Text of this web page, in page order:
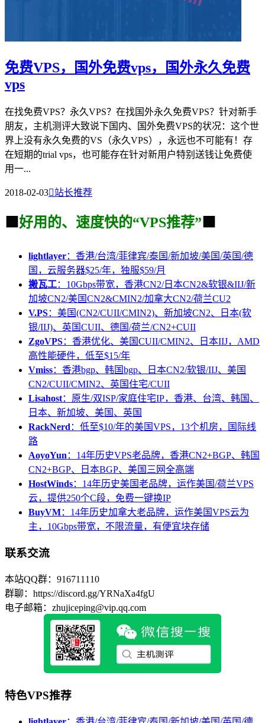
免费VPS，国外免费vps，国外永久免费
vps
在找免费VPS？永久VPS？在找国外永久免费VPS？针对新手
朋友，主机测评大致说下国内、国外免费VPS的状况：这个世
界上没有永久免费的VS（永久VPS），永远也不可能有！存
在短期的trial vps，也可能存在针对新用户特别送钱让免费使
用一...
2018-02-03站长推荐
🟩 好用的、速度快的“VPS推荐” 🟩
lightlayer：香港/台湾/菲律宾/泰国/新加坡/美国/英国/德
国，云服务器$25/年，独服$59/月
搬瓦工：10Gbps带宽，香港CN2/日本CN2&软银&IIJ/新
加坡CN2/美国CN2&CMIN2/加拿大CN2/荷兰CU2
V.PS：美国(CN2/CUII/CMIN2)、新加坡CN2、日本(软
银/IIJ)、英国CUII、德国/荷兰/CN2+CUII
ZgoVPS：香港优化、美国CUII/CMIN2、日本IIJ，AMD
高性能硬件，低至$15/年
Vmiss：香港bgp、韩国bgp、日本CN2/软银/IIJ、美国
CN2/CUII/CMIN2、英国住宅/CUII
Lisahost：原生/双ISP/家庭住宅IP，香港、台湾、韩国、
日本、新加坡、美国、英国
RackNerd ：低至$10/年的美国VPS，13个机房，国际线
路
AoyoYun ：14年历史VPS老品牌，香港CN2+BGP、韩国
CN2+BGP、日本BGP、美国三网全高端
HostWinds：14年历史美国老品牌，运作美国/荷兰VPS
云，提供250个C段，免费一键换IP
BuyVM：14年历史加拿大老品牌，运作美国VPS云为
主，10Gbps带宽，不限流量，有便宜块存储
联系交流
本站QQ群：916711110
群聊：https://discord.gg/YRNaXa4fgU
电子邮箱：zhujiceping@vip.qq.com
特色VPS推荐